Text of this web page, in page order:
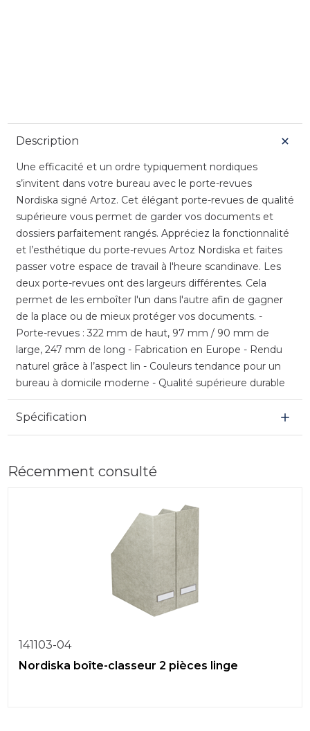
Description
Une efficacité et un ordre typiquement nordiques
s’invitent dans votre bureau avec le porte-revues
Nordiska signé Artoz. Cet élégant porte-revues de qualité
supérieure vous permet de garder vos documents et
dossiers parfaitement rangés. Appréciez la fonctionnalité
et l’esthétique du porte-revues Artoz Nordiska et faites
passer votre espace de travail à l'heure scandinave. Les
deux porte-revues ont des largeurs différentes. Cela
permet de les emboîter l'un dans l'autre afin de gagner
de la place ou de mieux protéger vos documents. -
Porte-revues : 322 mm de haut, 97 mm / 90 mm de
large, 247 mm de long - Fabrication en Europe - Rendu
naturel grâce à l’aspect lin - Couleurs tendance pour un
bureau à domicile moderne - Qualité supérieure durable
Spécification
Récemment consulté
141103-04
Nordiska boîte-classeur 2 pièces linge